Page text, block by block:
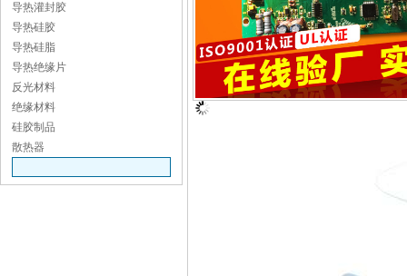
导热灌封胶
导热硅胶
导热硅脂
导热绝缘片
反光材料
绝缘材料
硅胶制品
散热器